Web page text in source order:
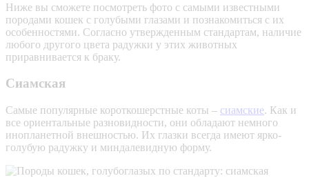
Ниже вы сможете посмотреть фото с самыми известными
породами кошек с голубыми глазами и познакомиться с их
особенностями. Согласно утвержденным стандартам, наличие
любого другого цвета радужки у этих животных
приравнивается к браку.
Сиамская
Самые популярные короткошерстные коты – сиамские. Как и
все ориентальные разновидности, они обладают немного
инопланетной внешностью. Их глазки всегда имеют ярко-
голубую радужку и миндалевидную форму.